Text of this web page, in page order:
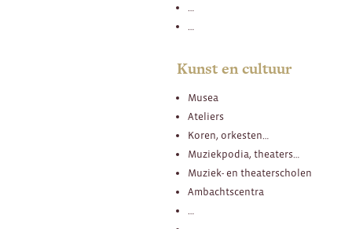
…
…
Kunst en cultuur
Musea
Ateliers
Koren, orkesten…
Muziekpodia, theaters…
Muziek- en theaterscholen
Ambachtscentra
…